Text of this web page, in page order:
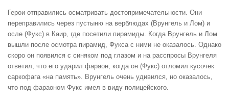
Герои отправились осматривать достопримечательности. Они
переправились через пустыню на верблюдах (Врунгель и Лом) и
осле (Фукс) в Каир, где посетили пирамиды. Когда Врунгель и Лом
вышли после осмотра пирамид, Фукса с ними не оказалось. Однако
скоро он появился с синяком под глазом и на расспросы Врунгеля
ответил, что его ударил фараон, когда он (Фукс) отломил кусочек
саркофага «на память». Врунгель очень удивился, но оказалось,
что под фараоном Фукс имел в виду полицейского.